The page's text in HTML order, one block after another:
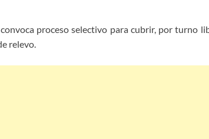
convoca proceso selectivo para cubrir, por turno
relevo.